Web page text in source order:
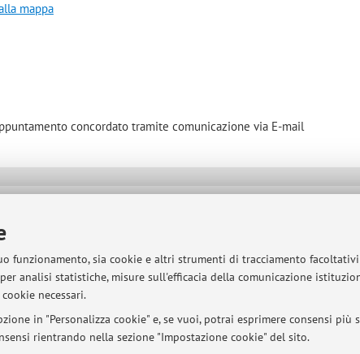
funzionamento, sia cookie e altri strumenti di tracciamento
analisi statistiche, misure sull'efficacia della comunicazione
necessari.
in "Personalizza cookie" e, se vuoi, potrai esprimere consensi
rientrando nella sezione "Impostazione cookie" del sito.
mappa
concordato tramite comunicazione via E-mail